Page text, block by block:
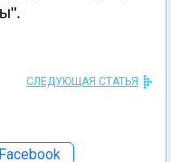
СЛЕДУЮЩАЯ СТАТЬЯ
Facebook